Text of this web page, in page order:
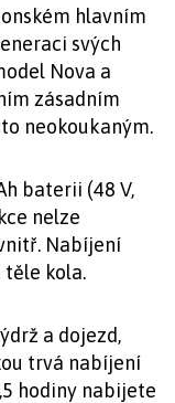
hlavním
svých
Nova a
zásadním
neokoukaným.
baterii (48 V,
nelze
Nabíjení
těle kola.
a dojezd,
trvá nabíjení
hodiny nabijete